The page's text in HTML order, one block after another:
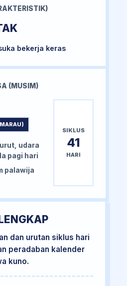
bekerja keras
(MUSIM)
udara
pagi hari
palawija
SIKLUS
41
HARI
dan urutan siklus hari
peradaban kalender
kuno.